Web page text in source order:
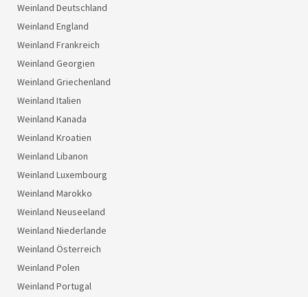
Weinland Deutschland
Weinland England
Weinland Frankreich
Weinland Georgien
Weinland Griechenland
Weinland Italien
Weinland Kanada
Weinland Kroatien
Weinland Libanon
Weinland Luxembourg
Weinland Marokko
Weinland Neuseeland
Weinland Niederlande
Weinland Österreich
Weinland Polen
Weinland Portugal